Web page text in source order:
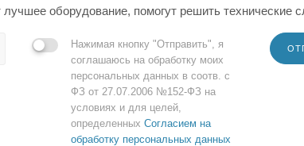
оборудование, помогут решить технические
Нажимая кнопку "Отправить", я
соглашаюсь на обработку моих
персональных данных в соотв. с
ФЗ от 27.07.2006 №152-ФЗ на
условиях и для целей,
определенных Согласием на
обработку персональных данных